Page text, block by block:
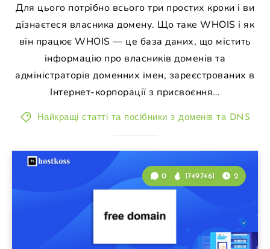
Для цього потрібно всього три простих кроки і ви
дізнаєтеся власника домену. Що таке WHOIS і як
він працює WHOIS — це база даних, що містить
інформацію про власників доменів та
адміністраторів доменних імен, зареєстрованих в
Інтернет-корпорації з присвоєння…
Найкращі статті та посібники з доменів та DNS
0 17497461 2